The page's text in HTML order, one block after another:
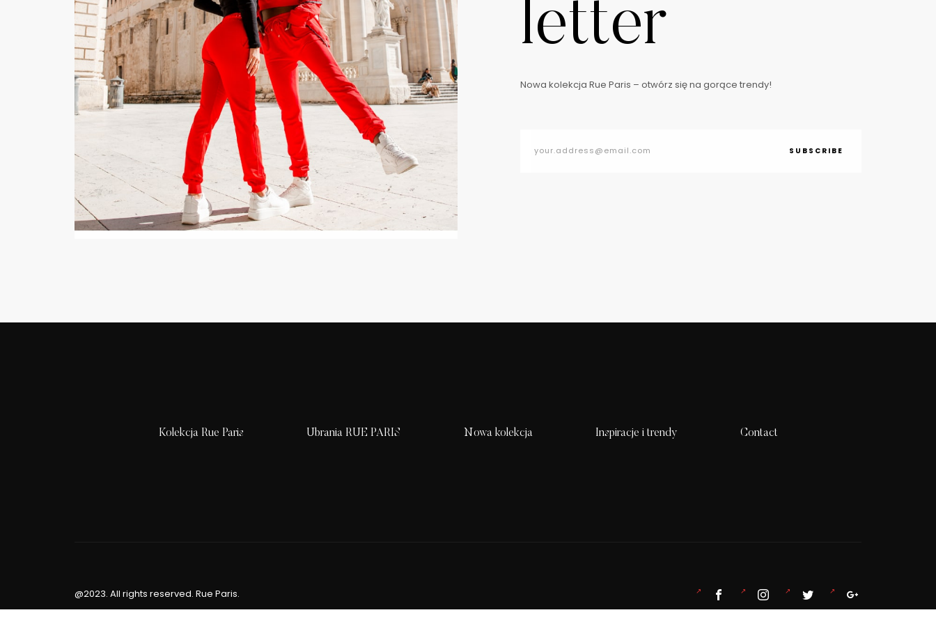
letter
Nowa kolekcja Rue Paris – otwórz się na gorące trendy!
SUBSCRIBE
Kolekcja Rue Paris Ubrania RUE PARIS Nowa kolekcja Inspiracje i trendy Contact
@2023. All rights reserved. Rue Paris.